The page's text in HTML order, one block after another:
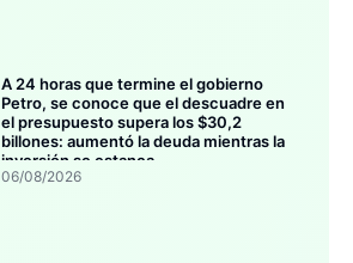
A 24 horas que termine el gobierno
Petro, se conoce que el descuadre en
el presupuesto supera los $30,2
billones: aumentó la deuda mientras la
inversión se estanca
06/08/2026